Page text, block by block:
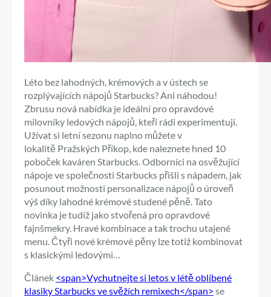
Léto bez lahodných, krémových a v ústech se
rozplývajících nápojů Starbucks? Ani náhodou!
Zbrusu nová nabídka je ideální pro opravdové
milovníky ledových nápojů, kteří rádi experimentují.
Užívat si letní sezonu naplno můžete v
lokalitě Pražských Příkop, kde naleznete hned 10
poboček kaváren Starbucks. Odborníci na osvěžující
nápoje ve společnosti Starbucks přišli s nápadem, jak
posunout možnosti personalizace nápojů o úroveň
výš díky lahodné krémové studené pěně. Tato
novinka je tudíž jako stvořená pro opravdové
fajnšmekry. Hravé kombinace a tak trochu utajené
menu. Čtyři nové krémové pěny lze totiž kombinovat
s klasickými ledovými…
Článek <span>Vychutnejte si letos v létě oblíbené
klasiky Starbucks ve svěžích remixech</span> se